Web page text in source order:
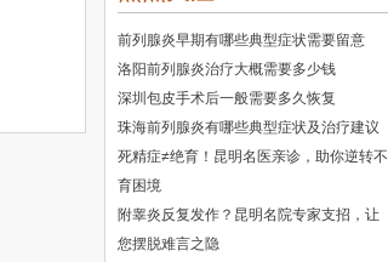
前列腺炎早期有哪些典型症状需要留意
洛阳前列腺炎治疗大概需要多少钱
深圳包皮手术后一般需要多久恢复
珠海前列腺炎有哪些典型症状及治疗建议
死精症≠绝育！昆明名医亲诊，助你逆转不
育困境
附睾炎反复发作？昆明名院专家支招，让
您摆脱难言之隐